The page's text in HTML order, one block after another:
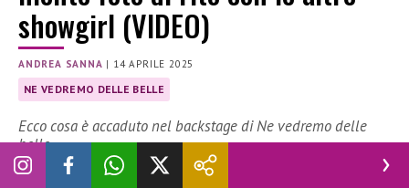
showgirl (VIDEO)
ANDREA SANNA | 14 APRILE 2025
NE VEDREMO DELLE BELLE
Ecco cosa è accaduto nel backstage di Ne vedremo delle
belle
Dopo la finale di Ne vedremo delle belle